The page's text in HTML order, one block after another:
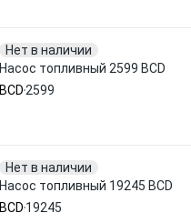
Нет в наличии
Насос топливный 2599 BCD
BCD 2599
Нет в наличии
Насос топливный 19245 BCD
BCD 19245